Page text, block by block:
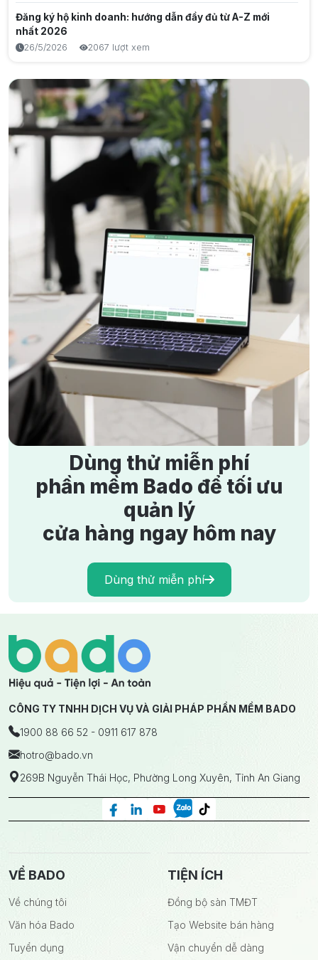
Kiến thức công nghệ
Thẻ Căn Cước Mới: Quy Định 2026 & Hướng Dẫn Đổi Chi
5/8/2026 10 lượt xem
Đăng ký hộ kinh doanh: hướng dẫn đầy đủ từ A-Z mới
nhất 2026
26/5/2026 2067 lượt xem
thu
5/9/2025 1884 lượt xem
Tại sao bán hàng thủ công dễ sai sót, mất lòng khách?
1805 lượt xem
Giải pháp cho hàng hoá thất thoát, không biết tồn – hết
1697 lượt xem
Làm sao biết mỗi ngày lời hay lỗ khi báo cáo quá phức
5/9/2025 1665 lượt xem
Hướng dẫn ghi sổ kế toán cho hộ kinh doanh theo thông
tư 152/2025/TT-BTC
1652 lượt xem
Hướng dẫn tự kê khai thuế cho hộ kinh doanh từ năm
2026 theo Nghị quyết 198/2025
21/11/2025
Dùng thử miễn phí
phần mềm Bado để tối ưu
quản lý
cửa hàng ngay hôm nay
Dùng thử miễn phí
CÔNG TY TNHH DỊCH VỤ VÀ GIẢI PHÁP PHẦN MỀM BADO
1900 88 66 52 - 0911 617 878
hotro@bado.vn
269B Nguyễn Thái Học, Phường Long Xuyên, Tỉnh An Giang
VỀ BADO
Về chúng tôi
Văn hóa Bado
Tuyển dụng
TIỆN ÍCH
Đồng bộ sàn TMĐT
Tạo Website bán hàng
Vận chuyển dễ dàng